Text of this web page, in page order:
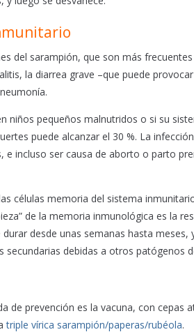
del sarampión, que son más
la diarrea grave –que puede
niños pequeños malnutridos o si su
puede alcanzar el 30 %. La
e incluso ser causa de aborto o parto
células memoria del sistema
de la memoria inmunológica es la
desde unas semanas hasta
debidas a otros patógenos
de prevención es la vacuna, con cepas
triple vírica sarampión/paperas/rubéola.